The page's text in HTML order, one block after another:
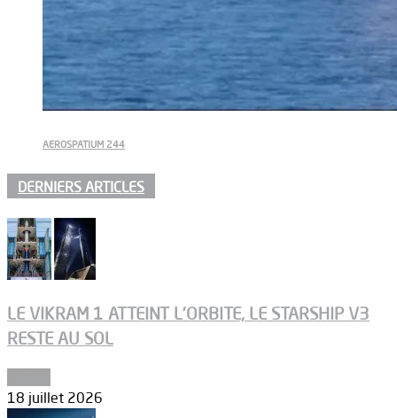
AEROSPATIUM 244
DERNIERS ARTICLES
LE VIKRAM 1 ATTEINT L’ORBITE, LE STARSHIP V3
RESTE AU SOL
18 juillet 2026